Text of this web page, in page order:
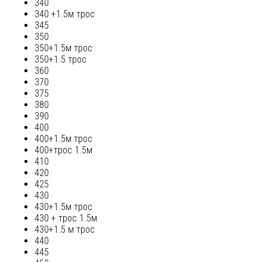
340
340 +1.5м трос
345
350
350+1.5м трос
350+1.5 трос
360
370
375
380
390
400
400+1.5м трос
400+трос 1.5м
410
420
425
430
430+1.5м трос
430 + трос 1.5м
430+1.5 м трос
440
445